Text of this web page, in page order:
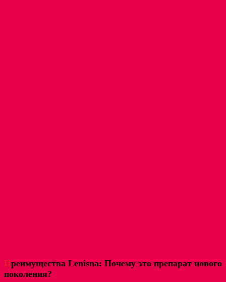
Преимущества Lenisna: Почему это препарат нового
поколения?